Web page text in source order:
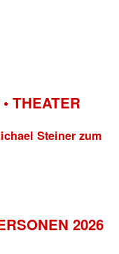
THEATER
Steiner zum
2026